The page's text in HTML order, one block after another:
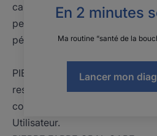
caractéristiques et capacités
perturbent l'accès ou le
périodes.
PIERRE FABRE ORAL CARE ne
responsable pour tout
connexion au Site ou à
Utilisateur.
En 2 minutes
Ma routine “santé de la
Lancer mon